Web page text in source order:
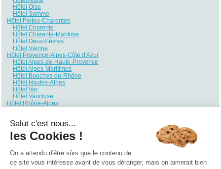
Hôtel Oise
Hôtel Somme
Hôtel Poitou-Charentes
Hôtel Charente
Hôtel Charente-Maritime
Hôtel Deux-Sèvres
Hôtel Vienne
Hôtel Provence-Alpes-Côte d'Azur
Hôtel Alpes-de-Haute-Provence
Hôtel Alpes-Maritimes
Hôtel Bouches-du-Rhône
Hôtel Hautes-Alpes
Hôtel Var
Hôtel Vaucluse
Hôtel Rhône-Alpes
Hôtel Drôme
Hôtel Haute-Savoie
Hôtel Isère
Hôtel Rhône
Salut c'est nous...
les Cookies !
On a attendu d'être sûrs que le contenu de
ce site vous intéresse avant de vous déranger, mais on aimerait bien